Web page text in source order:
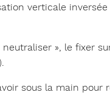
verticale inversée
», le fixer
sous la main pour